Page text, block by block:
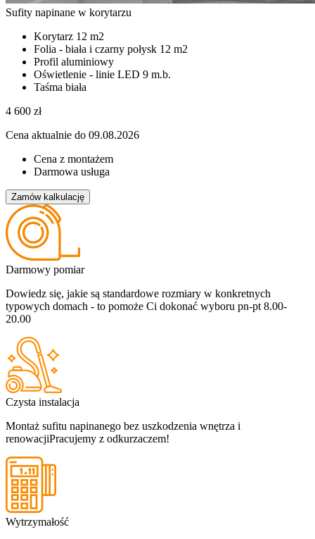
Sufity napinane w korytarzu
Korytarz 12 m2
Folia - biała i czarny połysk 12 m2
Profil aluminiowy
Oświetlenie - linie LED 9 m.b.
Taśma biała
4 600 zł
Cena aktualnie do 09.08.2026
Cena z montażem
Darmowa usługa
Zamów kalkulację
Darmowy pomiar
Dowiedz się, jakie są standardowe rozmiary w konkretnych
typowych domach - to pomoże Ci dokonać wyboru pn-pt 8.00-
20.00
Czysta instalacja
Montaż sufitu napinanego bez uszkodzenia wnętrza i
renowacjiPracujemy z odkurzaczem!
Wytrzymałość